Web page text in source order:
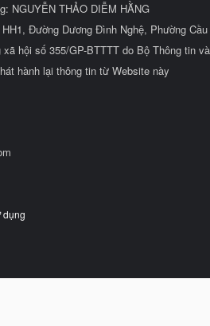
NGUYỄN THẢO DIỄM HẰNG
Đường Dương Đình Nghệ, Phường
hội số 355/GP-BTTTT do Bộ Thông tin
hành lại thông tin từ Website này
dụng